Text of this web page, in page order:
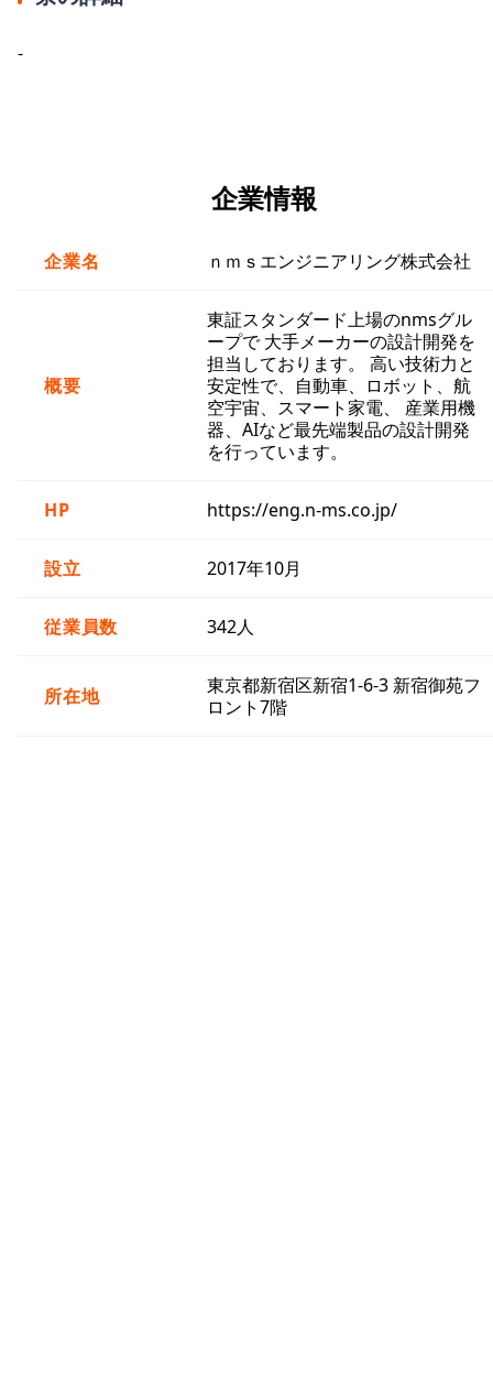
-
企業情報
企業名 ｎｍｓエンジニアリング株式会社
概要
東証スタンダード上場のnmsグル
ープで 大手メーカーの設計開発を
担当しております。 高い技術力と
安定性で、自動車、ロボット、航
空宇宙、スマート家電、 産業用機
器、AIなど最先端製品の設計開発
を行っています。
HP https://eng.n-ms.co.jp/
設立 2017年10月
従業員数 342人
所在地
東京都新宿区新宿1-6-3 新宿御苑フ
ロント7階